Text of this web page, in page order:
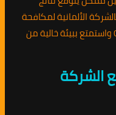
الألمانية لمكافحة
ورش الحشرات على الرقم 01010891953 واستمتع ببيئة خالية من
الشركة